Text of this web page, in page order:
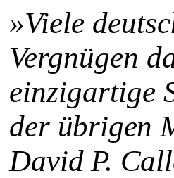
»Viele
Vergnügen
einzigartige
der übrigen
David P.